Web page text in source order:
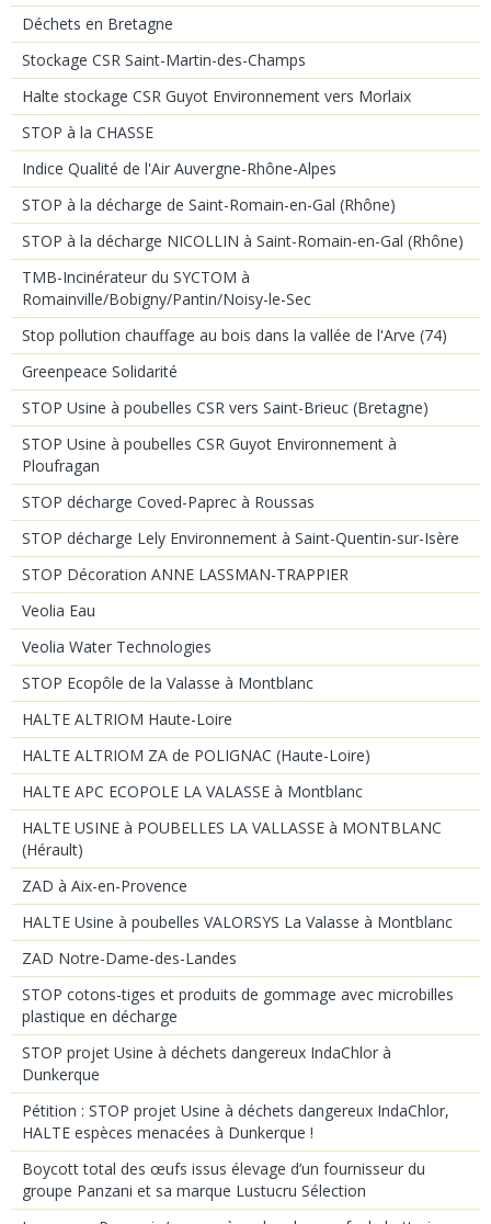
Déchets en Bretagne
Stockage CSR Saint-Martin-des-Champs
Halte stockage CSR Guyot Environnement vers Morlaix
STOP à la CHASSE
Indice Qualité de l'Air Auvergne-Rhône-Alpes
STOP à la décharge de Saint-Romain-en-Gal (Rhône)
STOP à la décharge NICOLLIN à Saint-Romain-en-Gal (Rhône)
TMB-Incinérateur du SYCTOM à
Romainville/Bobigny/Pantin/Noisy-le-Sec
Stop pollution chauffage au bois dans la vallée de l'Arve (74)
Greenpeace Solidarité
STOP Usine à poubelles CSR vers Saint-Brieuc (Bretagne)
STOP Usine à poubelles CSR Guyot Environnement à
Ploufragan
STOP décharge Coved-Paprec à Roussas
STOP décharge Lely Environnement à Saint-Quentin-sur-Isère
STOP Décoration ANNE LASSMAN-TRAPPIER
Veolia Eau
Veolia Water Technologies
STOP Ecopôle de la Valasse à Montblanc
HALTE ALTRIOM Haute-Loire
HALTE ALTRIOM ZA de POLIGNAC (Haute-Loire)
HALTE APC ECOPOLE LA VALASSE à Montblanc
HALTE USINE à POUBELLES LA VALLASSE à MONTBLANC
(Hérault)
ZAD à Aix-en-Provence
HALTE Usine à poubelles VALORSYS La Valasse à Montblanc
ZAD Notre-Dame-des-Landes
STOP cotons-tiges et produits de gommage avec microbilles
plastique en décharge
STOP projet Usine à déchets dangereux IndaChlor à
Dunkerque
Pétition : STOP projet Usine à déchets dangereux IndaChlor,
HALTE espèces menacées à Dunkerque !
Boycott total des œufs issus élevage d’un fournisseur du
groupe Panzani et sa marque Lustucru Sélection